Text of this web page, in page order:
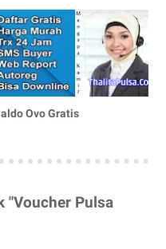
Ovo Gratis
"Voucher Pulsa